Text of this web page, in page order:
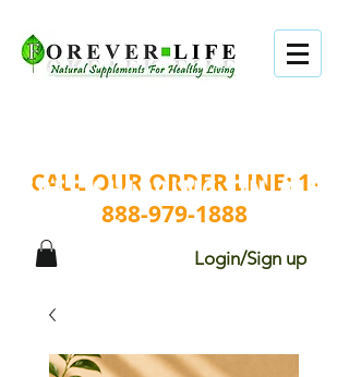
CALL OUR ORDER LINE: 1-
888-979-1888
Login/Sign up
FREE SHIPPING ON ALL
ORDERS.